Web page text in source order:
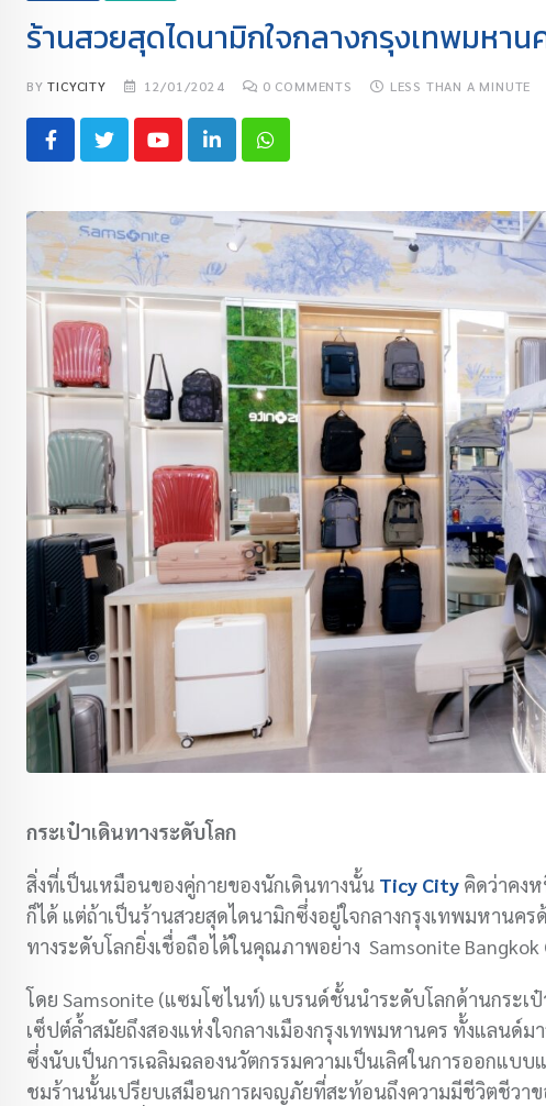
ร้านสวยสุดไดนามิกใจกลางกรุงเทพมหา
BYTICYCITY 12/01/2024 0 COMMENTS LESS THAN A MINUTE
กระเป๋าเดินทางระดับโลก
สิ่งที่เป็นเหมือนของคู่กายของนักเดินทางนั้น Ticy City คิดว่าคง
ก็ได้ แต่ถ้าเป็นร้านสวยสุดไดนามิกซึ่งอยู่ใจกลางกรุงเทพมหานค
ทางระดับโลกยิ่งเชื่อถือได้ในคุณภาพอย่าง Samsonite Bangkok
โดย Samsonite (แซมโซไนท์) แบรนด์ชั้นนำระดับโลกด้านกระเ
เซ็ปต์ล้ำสมัยถึงสองแห่งใจกลางเมืองกรุงเทพมหานคร ทั้งแลนด์
ซึ่งนับเป็นการเฉลิมฉลองนวัตกรรมความเป็นเลิศในการออกแบบ
ชมร้านนั้นเปรียบเสมือนการผจญภัยที่สะท้อนถึงความมีชีวิตชีวา